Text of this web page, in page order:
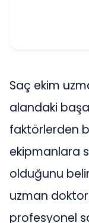
Saç ekim
alandaki
faktörlerden
ekipmanlara
olduğunu
uzman
profesyonel